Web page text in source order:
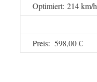
Optimiert: 214 km/h
Preis: 598,00 €